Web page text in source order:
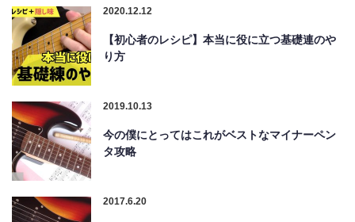
2020.12.12
【初心者のレシピ】本当に役に立つ基礎連のや
り方
2019.10.13
今の僕にとってはこれがベストなマイナーペン
タ攻略
2017.6.20